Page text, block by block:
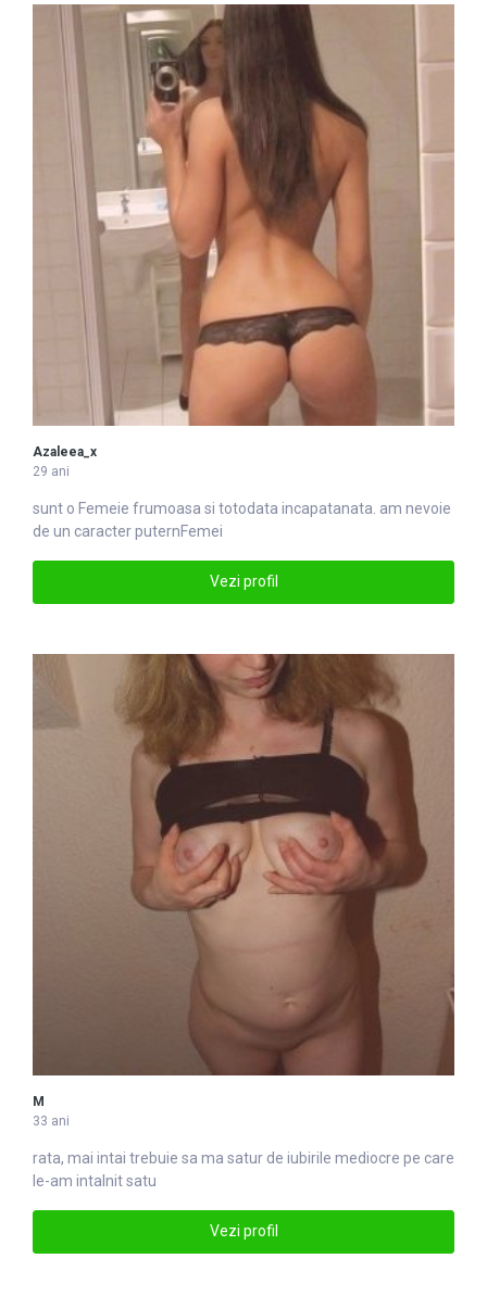
Azaleea_x
29 ani
sunt o Femeie frumoasa si totodata incapatanata. am nevoie
de un caracter puternFemei
Vezi profil
M
33 ani
rata, mai intai trebuie sa ma satur de iubirile mediocre pe care
le-am intalnit satu
Vezi profil